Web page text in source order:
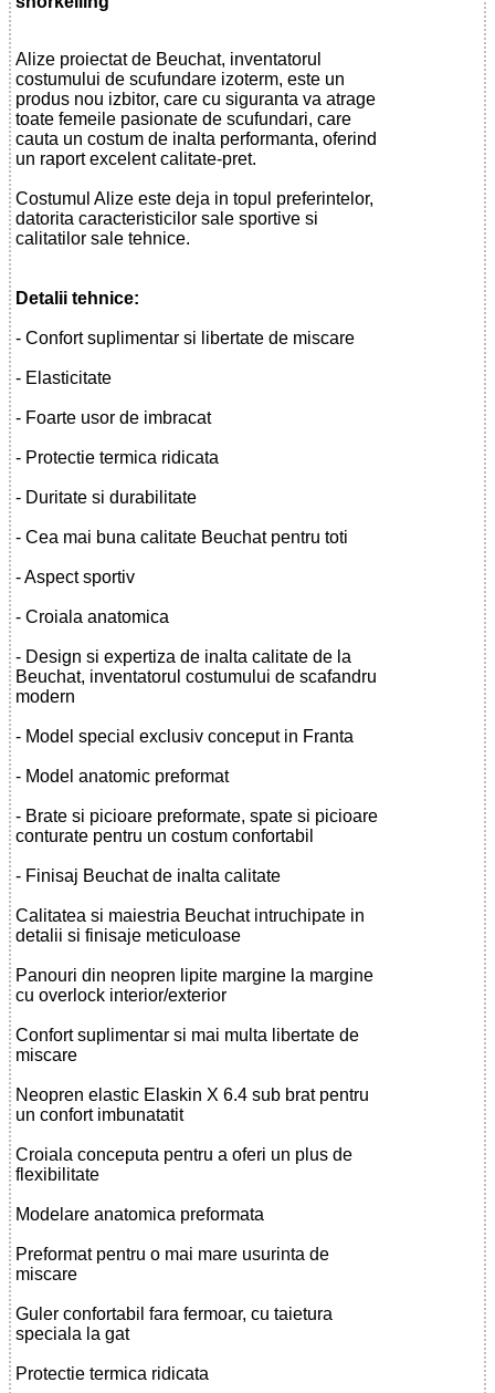
Alize proiectat de Beuchat, inventatorul
costumului de scufundare izoterm, este un
produs nou izbitor, care cu siguranta va atrage
toate femeile pasionate de scufundari, care
cauta un costum de inalta performanta, oferind
un raport excelent calitate-pret.
Costumul Alize este deja in topul preferintelor,
datorita caracteristicilor sale sportive si
calitatilor sale tehnice.
Detalii tehnice:
- Confort suplimentar si libertate de miscare
- Elasticitate
- Foarte usor de imbracat
- Protectie termica ridicata
- Duritate si durabilitate
- Cea mai buna calitate Beuchat pentru toti
- Aspect sportiv
- Croiala anatomica
- Design si expertiza de inalta calitate de la
Beuchat, inventatorul costumului de scafandru
modern
- Model special exclusiv conceput in Franta
- Model anatomic preformat
- Brate si picioare preformate, spate si picioare
conturate pentru un costum confortabil
- Finisaj Beuchat de inalta calitate
Calitatea si maiestria Beuchat intruchipate in
detalii si finisaje meticuloase
Panouri din neopren lipite margine la margine
cu overlock interior/exterior
Confort suplimentar si mai multa libertate de
miscare
Neopren elastic Elaskin X 6.4 sub brat pentru
un confort imbunatatit
Croiala conceputa pentru a oferi un plus de
flexibilitate
Modelare anatomica preformata
Preformat pentru o mai mare usurinta de
miscare
Guler confortabil fara fermoar, cu taietura
speciala la gat
Protectie termica ridicata